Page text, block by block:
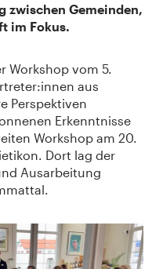
zwischen Gemeinden,
im Fokus.
Workshop vom 5.
aus
Perspektiven
Erkenntnisse
Workshop am 20.
Dort lag der
Ausarbeitung